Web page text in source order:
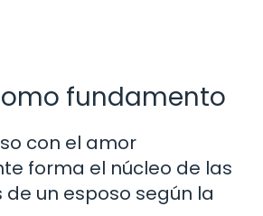
fundamento
con el amor
forma el núcleo de las
un esposo según la